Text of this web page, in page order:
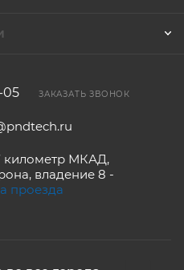
05 ЗАКАЗАТЬ ЗВОНОК
километр МКАД,
владение 8 -
проезда